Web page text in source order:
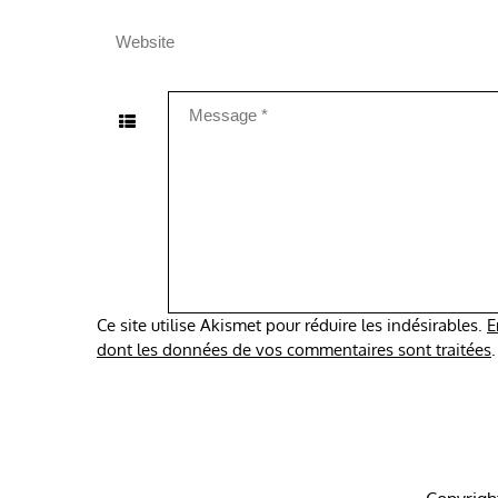
Ce site utilise Akismet pour réduire les indésirables.
dont les données de vos commentaires sont traitées.